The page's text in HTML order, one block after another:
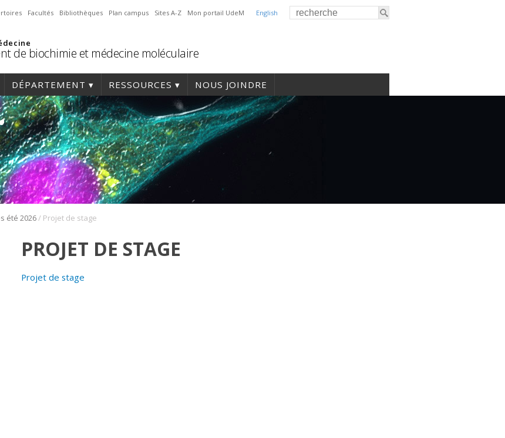
English
Facultés Bibliothèques Plan campus Sites A-Z Mon portail UdeM
de biochimie et médecine moléculaire
DÉPARTEMENT RESSOURCES NOUS JOINDRE
été 2026/ Projet de stage
PROJET DE STAGE
Projet de stage